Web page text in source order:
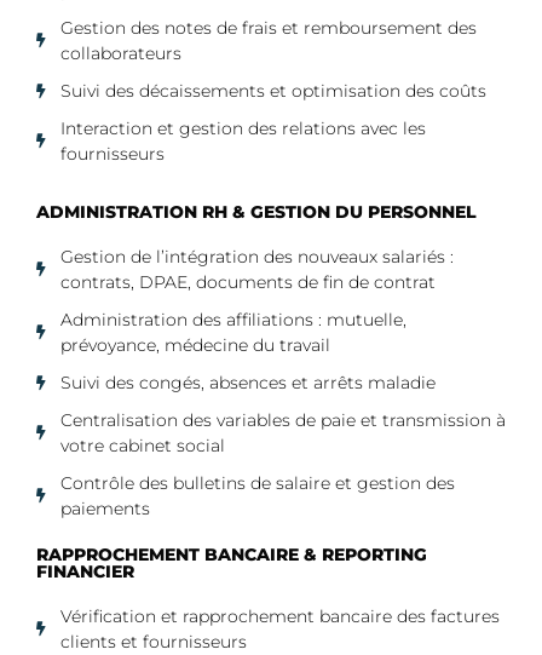
Gestion des notes de frais et remboursement des
collaborateurs
Suivi des décaissements et optimisation des coûts
Interaction et gestion des relations avec les
fournisseurs
ADMINISTRATION RH & GESTION DU PERSONNEL
Gestion de l’intégration des nouveaux salariés :
contrats, DPAE, documents de fin de contrat
Administration des affiliations : mutuelle,
prévoyance, médecine du travail
Suivi des congés, absences et arrêts maladie
Centralisation des variables de paie et transmission à
votre cabinet social
Contrôle des bulletins de salaire et gestion des
paiements
RAPPROCHEMENT BANCAIRE & REPORTING
FINANCIER
Vérification et rapprochement bancaire des factures
clients et fournisseurs